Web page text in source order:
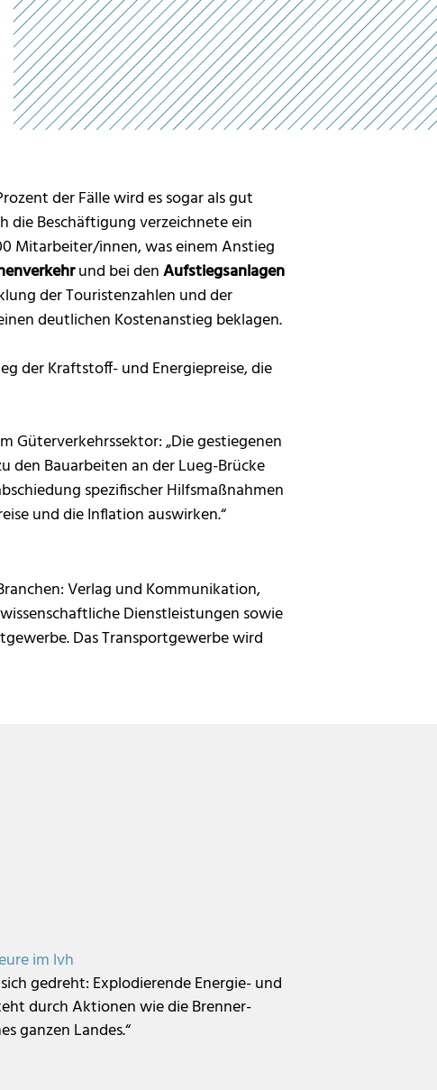
der Fälle wird es sogar als gut
die Beschäftigung verzeichnete ein
Mitarbeiter/innen, was einem Anstieg
und bei denAufstiegsanlagen
der Touristenzahlen und der
deutlichen Kostenanstieg beklagen.
der Kraftstoff- und Energiepreise, die
Güterverkehrssektor: „Die gestiegenen
den Bauarbeiten an der Lueg-Brücke
spezifischer Hilfsmaßnahmen
und die Inflation auswirken.“
Verlag und Kommunikation,
Dienstleistungen sowie
Das Transportgewerbe wird
im lvh
gedreht: Explodierende Energie- und
durch Aktionen wie die Brenner-
ganzen Landes.“